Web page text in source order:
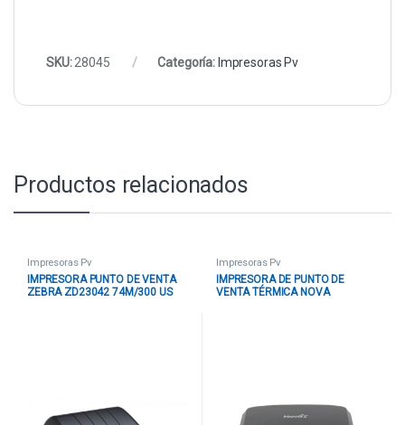
SKU:28045 Categoría: Impresoras Pv
Productos relacionados
Impresoras Pv
IMPRESORA PUNTO DE VENTA
ZEBRA ZD23042 74M/300 US
Impresoras Pv
IMPRESORA DE PUNTO DE
VENTA TÉRMICA NOVA